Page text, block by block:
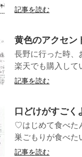
記事を読む
黄色のアクセ
長野に行った時、
楽天でも購入して
記事を読む
口どけがすごく
♡はじめて食べた
巣ごもりが食べた
記事を読む